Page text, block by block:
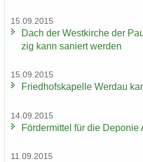
15.09.2015
Dach der West­kir­che der
zig kann sa­niert wer­den
15.09.2015
Fried­hofs­ka­pel­le Wer­dau
14.09.2015
För­der­mit­tel für die De­po­nie
11.09.2015